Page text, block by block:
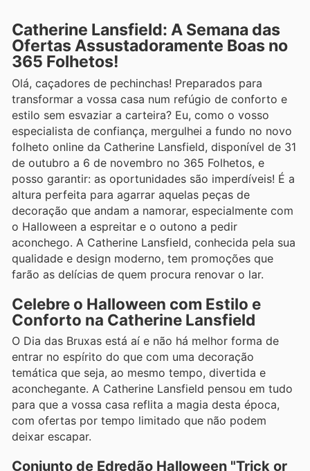
Catherine Lansfield: A Semana das
Ofertas Assustadoramente Boas no
365 Folhetos!
Olá, caçadores de pechinchas! Preparados para
transformar a vossa casa num refúgio de conforto e
estilo sem esvaziar a carteira? Eu, como o vosso
especialista de confiança, mergulhei a fundo no novo
folheto online da Catherine Lansfield, disponível de 31
de outubro a 6 de novembro no 365 Folhetos, e
posso garantir: as oportunidades são imperdíveis! É a
altura perfeita para agarrar aquelas peças de
decoração que andam a namorar, especialmente com
o Halloween a espreitar e o outono a pedir
aconchego. A Catherine Lansfield, conhecida pela sua
qualidade e design moderno, tem promoções que
farão as delícias de quem procura renovar o lar.
Celebre o Halloween com Estilo e
Conforto na Catherine Lansfield
O Dia das Bruxas está aí e não há melhor forma de
entrar no espírito do que com uma decoração
temática que seja, ao mesmo tempo, divertida e
aconchegante. A Catherine Lansfield pensou em tudo
para que a vossa casa reflita a magia desta época,
com ofertas por tempo limitado que não podem
deixar escapar.
Conjunto de Edredão Halloween "Trick or